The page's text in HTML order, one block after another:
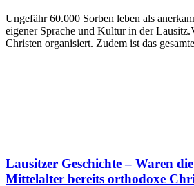
Ungefähr 60.000 Sorben leben als
eigener Sprache und Kultur in der
Christen organisiert. Zudem ist das gesamte
Lausitzer Geschichte – Waren
Mittelalter bereits orthodoxe